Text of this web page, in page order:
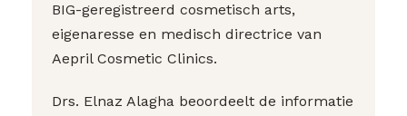
BIG-geregistreerd cosmetisch arts,
eigenaresse en medisch directrice van
Aepril Cosmetic Clinics.
Drs. Elnaz Alagha beoordeelt de informatie